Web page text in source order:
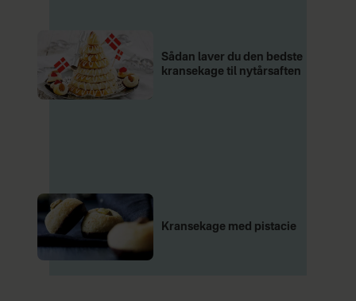
Sådan laver du den bedste
kransekage til nytårsaften
Kransekage med pistacie